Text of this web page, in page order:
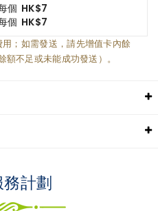
個 HK$7
個 HK$7
；如需發送，請先增值卡內餘
不足或未能成功發送）。
計劃